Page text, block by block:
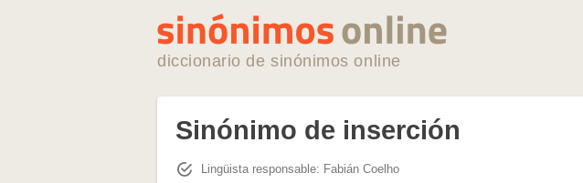
diccionario de sinónimos online
Sinónimo de inserción
Lingüista responsable: Fabián Coelho